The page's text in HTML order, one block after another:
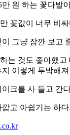
원 하는 꽃다발
꽃값이 너무 비
그냥 잠깐 보고
는 것도 좋아했
이렇게 투박해
크를 사 들고 간
고 아쉽기는 하